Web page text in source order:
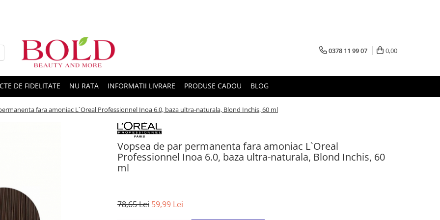
0378 11 99 07 0,00
DE FIDELITATE NU RATA INFORMATII LIVRARE PRODUSE CADOU BLOG
fara amoniac L`Oreal Professionnel Inoa 6.0, baza ultra-naturala, Blond Inchis, 60 ml
Vopsea de par permanenta fara amoniac L`Oreal
Professionnel Inoa 6.0, baza ultra-naturala, Blond Inchis, 60
ml
78,65 Lei 59,99 Lei